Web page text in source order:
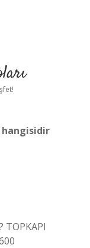
hangisidir
TOPKAPI